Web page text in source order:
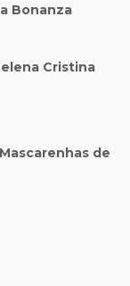
Bonanza
Cristina
de